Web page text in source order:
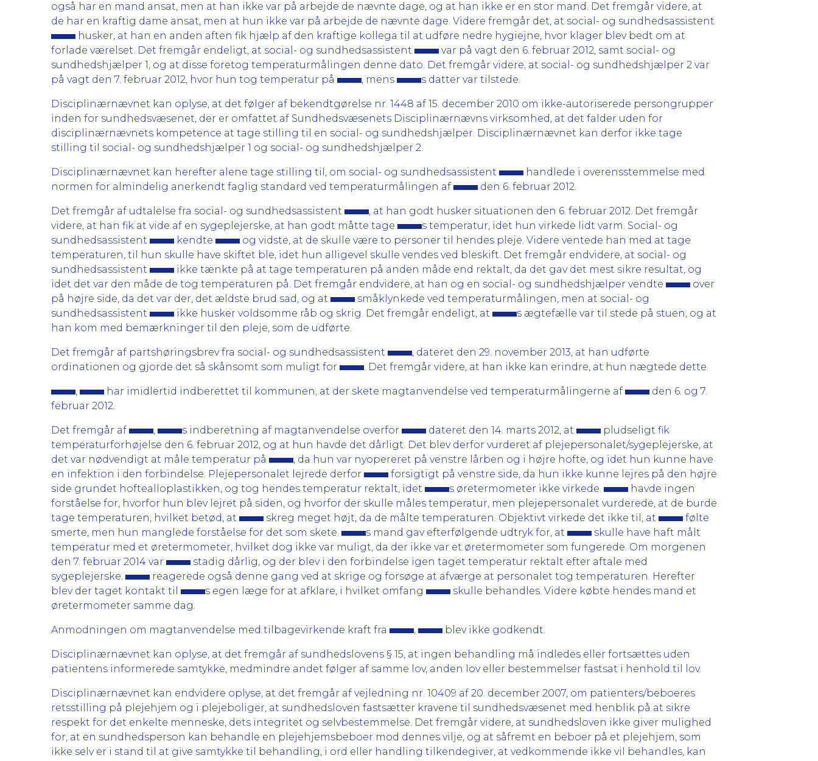
også har en mand ansat, men at han ikke var på arbejde de nævnte dage, og at han ikke er en stor mand. Det fremgår videre, at
de har en kraftig dame ansat, men at hun ikke var på arbejde de nævnte dage. Videre fremgår det, at social- og sundhedsassistent
husker, at han en anden aften fik hjælp af den kraftige kollega til at udføre nedre hygiejne, hvor klager blev bedt om at
forlade værelset. Det fremgår endeligt, at social- og sundhedsassistent
var på vagt den 6. februar 2012, samt social- og
sundhedshjælper 1, og at disse foretog temperaturmålingen denne dato. Det fremgår videre, at social- og sundhedshjælper 2 var
på vagt den 7. februar 2012, hvor hun tog temperatur på
, mens s datter var tilstede.
Disciplinærnævnet kan oplyse, at det følger af bekendtgørelse nr. 1448 af 15. december 2010 om ikke-autoriserede persongrupper
inden for sundhedsvæsenet, der er omfattet af Sundhedsvæsenets Disciplinærnævns virksomhed, at det falder uden for
disciplinærnævnets kompetence at tage stilling til en social- og sundhedshjælper. Disciplinærnævnet kan derfor ikke tage
stilling til social- og sundhedshjælper 1 og social- og sundhedshjælper 2.
Disciplinærnævnet kan herefter alene tage stilling til, om social- og sundhedsassistent
handlede i overensstemmelse med
normen for almindelig anerkendt faglig standard ved temperaturmålingen af
den 6. februar 2012.
Det fremgår af udtalelse fra social- og sundhedsassistent
, at han godt husker situationen den 6. februar 2012. Det fremgår
videre, at han fik at vide af en sygeplejerske, at han godt måtte tage
s temperatur, idet hun virkede lidt varm. Social- og
sundhedsassistent
kendte
og vidste, at de skulle være to personer til hendes pleje. Videre ventede han med at tage
temperaturen, til hun skulle have skiftet ble, idet hun alligevel skulle vendes ved bleskift. Det fremgår endvidere, at social- og
sundhedsassistent
ikke tænkte på at tage temperaturen på anden måde end rektalt, da det gav det mest sikre resultat, og
idet det var den måde de tog temperaturen på. Det fremgår endvidere, at han og en social- og sundhedshjælper vendte
over
på højre side, da det var der, det ældste brud sad, og at
småklynkede ved temperaturmålingen, men at social- og
sundhedsassistent
ikke husker voldsomme råb og skrig. Det fremgår endeligt, at
s ægtefælle var til stede på stuen, og at
han kom med bemærkninger til den pleje, som de udførte.
Det fremgår af partshøringsbrev fra social- og sundhedsassistent
, dateret den 29. november 2013, at han udførte
ordinationen og gjorde det så skånsomt som muligt for
. Det fremgår videre, at han ikke kan erindre, at hun nægtede dette.
, har imidlertid indberettet til kommunen, at der skete magtanvendelse ved temperaturmålingerne af
den 6. og 7.
februar 2012.
Det fremgår af , s indberetning af magtanvendelse overfor dateret den 14. marts 2012, at
pludseligt fik
temperaturforhøjelse den 6. februar 2012, og at hun havde det dårligt. Det blev derfor vurderet af plejepersonalet/sygeplejerske, at
det var nødvendigt at måle temperatur på
, da hun var nyopereret på venstre lårben og i højre hofte, og idet hun kunne have
en infektion i den forbindelse. Plejepersonalet lejrede derfor
forsigtigt på venstre side, da hun ikke kunne lejres på den højre
side grundet hoftealloplastikken, og tog hendes temperatur rektalt, idet
s øretermometer ikke virkede.
havde ingen
forståelse for, hvorfor hun blev lejret på siden, og hvorfor der skulle måles temperatur, men plejepersonalet vurderede, at de burde
tage temperaturen, hvilket betød, at
skreg meget højt, da de målte temperaturen. Objektivt virkede det ikke til, at
følte
smerte, men hun manglede forståelse for det som skete.
s mand gav efterfølgende udtryk for, at
skulle have haft målt
temperatur med et øretermometer, hvilket dog ikke var muligt, da der ikke var et øretermometer som fungerede. Om morgenen
den 7. februar 2014 var
stadig dårlig, og der blev i den forbindelse igen taget temperatur rektalt efter aftale med
sygeplejerske.
reagerede også denne gang ved at skrige og forsøge at afværge at personalet tog temperaturen. Herefter
blev der taget kontakt til
s egen læge for at afklare, i hvilket omfang
skulle behandles. Videre købte hendes mand et
øretermometer samme dag.
Anmodningen om magtanvendelse med tilbagevirkende kraft fra , blev ikke godkendt.
Disciplinærnævnet kan oplyse, at det fremgår af sundhedslovens § 15, at ingen behandling må indledes eller fortsættes uden
patientens informerede samtykke, medmindre andet følger af samme lov, anden lov eller bestemmelser fastsat i henhold til lov.
Disciplinærnævnet kan endvidere oplyse, at det fremgår af vejledning nr. 10409 af 20. december 2007, om patienters/beboeres
retsstilling på plejehjem og i plejeboliger, at sundhedsloven fastsætter kravene til sundhedsvæsenet med henblik på at sikre
respekt for det enkelte menneske, dets integritet og selvbestemmelse. Det fremgår videre, at sundhedsloven ikke giver mulighed
for, at en sundhedsperson kan behandle en plejehjemsbeboer mod dennes vilje, og at såfremt en beboer på et plejehjem, som
ikke selv er i stand til at give samtykke til behandling, i ord eller handling tilkendegiver, at vedkommende ikke vil behandles, kan